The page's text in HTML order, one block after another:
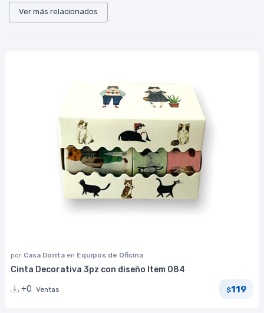
Ver más relacionados
por Casa Dorita en Equipos de Oficina
Cinta Decorativa 3pz con diseño Item 084
+0 Ventas $119